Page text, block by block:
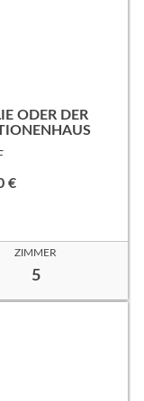
ODER DER
€
ZIMMER
5